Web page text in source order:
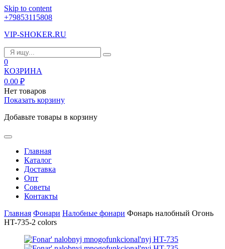
Skip to content
+79853115808
VIP-SHOKER.RU
0
КОЗРИНА
0.00 ₽
Нет товаров
Показать корзину
Добавьте товары в корзину
Главная
Каталог
Доставка
Опт
Советы
Контакты
Главная Фонари Налобные фонари Фонарь налобный Огонь
HT-735-2 colors